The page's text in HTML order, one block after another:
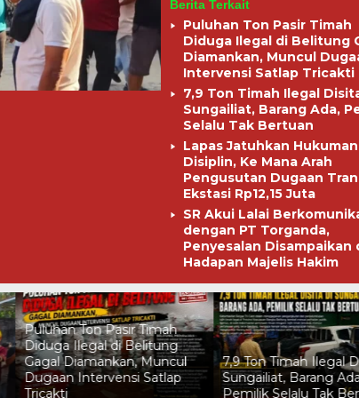
Berita Terkait
Puluhan Ton Pasir Timah
Diduga Ilegal di Belitung
Diamankan, Muncul
Intervensi Satlap Tricakti
7,9 Ton Timah Ilegal
Sungailiat, Barang Ada,
Selalu Tak Bertuan
Lapas Jatuhkan Hukuman
Disiplin, Ke Mana Arah
Pengusutan Dugaan
Ekstasi Rp12,15 Juta
SR Akui Lalai
dengan PT Torganda,
Penyesalan Disampaikan
Hadapan Majelis Hakim
7,9 Ton Timah Ilegal Disita di
Sungailiat, Barang Ada,
Pemilik Selalu Tak Bertuan
Lapas Jatuhkan
Disiplin, Ke Mana Arah
Pengusutan Dugaan
Transaksi Ekstasi